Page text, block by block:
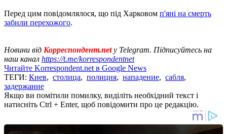
Перед цим повідомлялося, що під Харковом п'яні на смерть
забили перехожого.
Новини від Корреспондент.netу Telegram. Підписуйтесь на
наш канал https://t.me/korrespondentnet
Читайте Korrespondent.net в Google News
ТЕГИ: Киев, столица, полиция, нападение, сабля,
задержание
Якщо ви помітили помилку, виділіть необхідний текст і
натисніть Ctrl + Enter, щоб повідомити про це редакцію.